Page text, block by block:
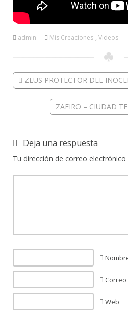
admin Mis Creaciones , Videos
ZEUS PROTECTOR DEL
ZAFIRO – CIUDAD
Deja una respuesta
Tu dirección de correo electrónico
Web